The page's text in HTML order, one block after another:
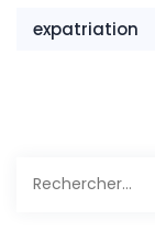
expatriation